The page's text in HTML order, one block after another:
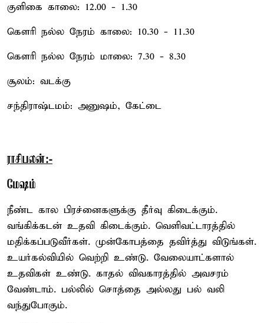
குளிகை காலை: 12.00 - 1.30
கௌரி நல்ல நேரம் காலை: 10.30 - 11.30
கௌரி நல்ல நேரம் மாலை: 7.30 - 8.30
சூலம்: வடக்கு
சந்திராஷ்டமம்: அனுஷம், கேட்டை
ராசிபலன்:-
மேஷம்
நீண்ட கால பிரச்னைகளுக்கு தீர்வு கிடைக்கும்.
வங்கிக்கடன் உதவி கிடைக்கும். வெளிவட்டாரத்தில்
மதிக்கப்படுவீர்கள். முன்கோபத்தை தவிர்த்து விடுங்கள்.
உயர்கல்வியில் வெற்றி உண்டு. வேலையாட்களால்
உதவிகள் உண்டு. காதல் விவகாரத்தில் அவசரம்
வேண்டாம். பல்லில் சொத்தை அல்லது பல் வலி
வந்துபோகும்.